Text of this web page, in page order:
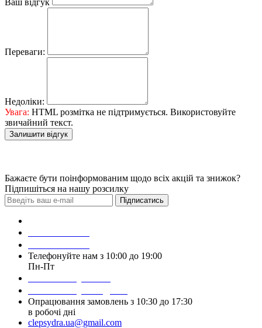
Переваги:
Недоліки:
Увага: HTML розмітка не підтримується. Використовуйте
звичайний текст.
Залишити відгук
Бажаєте бути поінформованим щодо всіх акцій та знижок?
Підпишіться на нашу розсилку
Підписатись
Телефонуйте нам з 10:00 до 19:00
Пн-Пт
Опрацювання замовлень з 10:30 до 17:30
в робочі дні
clepsydra.ua@gmail.com